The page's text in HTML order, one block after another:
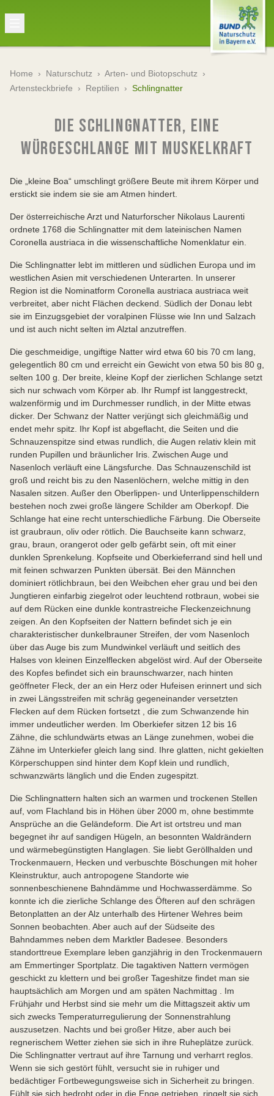
Home › Naturschutz › Arten- und Biotopschutz ›
Artensteckbriefe › Reptilien › Schlingnatter
DIE SCHLINGNATTER, EINE
WÜRGESCHLANGE MIT MUSKELKRAFT
Die „kleine Boa“ umschlingt größere Beute mit ihrem Körper und
erstickt sie indem sie sie am Atmen hindert.
Der österreichische Arzt und Naturforscher Nikolaus Laurenti
ordnete 1768 die Schlingnatter mit dem lateinischen Namen
Coronella austriaca in die wissenschaftliche Nomenklatur ein.
Die Schlingnatter lebt im mittleren und südlichen Europa und im
westlichen Asien mit verschiedenen Unterarten. In unserer
Region ist die Nominatform Coronella austriaca austriaca weit
verbreitet, aber nicht Flächen deckend. Südlich der Donau lebt
sie im Einzugsgebiet der voralpinen Flüsse wie Inn und Salzach
und ist auch nicht selten im Alztal anzutreffen.
Die geschmeidige, ungiftige Natter wird etwa 60 bis 70 cm lang,
gelegentlich 80 cm und erreicht ein Gewicht von etwa 50 bis 80 g,
selten 100 g. Der breite, kleine Kopf der zierlichen Schlange setzt
sich nur schwach vom Körper ab. Ihr Rumpf ist langgestreckt,
walzenförmig und im Durchmesser rundlich, in der Mitte etwas
dicker. Der Schwanz der Natter verjüngt sich gleichmäßig und
endet mehr spitz. Ihr Kopf ist abgeflacht, die Seiten und die
Schnauzenspitze sind etwas rundlich, die Augen relativ klein mit
runden Pupillen und bräunlicher Iris. Zwischen Auge und
Nasenloch verläuft eine Längsfurche. Das Schnauzenschild ist
groß und reicht bis zu den Nasenlöchern, welche mittig in den
Nasalen sitzen. Außer den Oberlippen- und Unterlippenschildern
bestehen noch zwei große längere Schilder am Oberkopf. Die
Schlange hat eine recht unterschiedliche Färbung. Die Oberseite
ist graubraun, oliv oder rötlich. Die Bauchseite kann schwarz,
grau, braun, orangerot oder gelb gefärbt sein, oft mit einer
dunklen Sprenkelung. Kopfseite und Oberkieferrand sind hell und
mit feinen schwarzen Punkten übersät. Bei den Männchen
dominiert rötlichbraun, bei den Weibchen eher grau und bei den
Jungtieren einfarbig ziegelrot oder leuchtend rotbraun, wobei sie
auf dem Rücken eine dunkle kontrastreiche Fleckenzeichnung
zeigen. An den Kopfseiten der Nattern befindet sich je ein
charakteristischer dunkelbrauner Streifen, der vom Nasenloch
über das Auge bis zum Mundwinkel verläuft und seitlich des
Halses von kleinen Einzelflecken abgelöst wird. Auf der Oberseite
des Kopfes befindet sich ein braunschwarzer, nach hinten
geöffneter Fleck, der an ein Herz oder Hufeisen erinnert und sich
in zwei Längsstreifen mit schräg gegeneinander versetzten
Flecken auf dem Rücken fortsetzt , die zum Schwanzende hin
immer undeutlicher werden. Im Oberkiefer sitzen 12 bis 16
Zähne, die schlundwärts etwas an Länge zunehmen, wobei die
Zähne im Unterkiefer gleich lang sind. Ihre glatten, nicht gekielten
Körperschuppen sind hinter dem Kopf klein und rundlich,
schwanzwärts länglich und die Enden zugespitzt.
Die Schlingnattern halten sich an warmen und trockenen Stellen
auf, vom Flachland bis in Höhen über 2000 m, ohne bestimmte
Ansprüche an die Geländeform. Die Art ist ortstreu und man
begegnet ihr auf sandigen Hügeln, an besonnten Waldrändern
und wärmebegünstigten Hanglagen. Sie liebt Geröllhalden und
Trockenmauern, Hecken und verbuschte Böschungen mit hoher
Kleinstruktur, auch antropogene Standorte wie
sonnenbeschienene Bahndämme und Hochwasserdämme. So
konnte ich die zierliche Schlange des Öfteren auf den schrägen
Betonplatten an der Alz unterhalb des Hirtener Wehres beim
Sonnen beobachten. Aber auch auf der Südseite des
Bahndammes neben dem Marktler Badesee. Besonders
standorttreue Exemplare leben ganzjährig in den Trockenmauern
am Emmertinger Sportplatz. Die tagaktiven Nattern vermögen
geschickt zu klettern und bei großer Tageshitze findet man sie
hauptsächlich am Morgen und am späten Nachmittag . Im
Frühjahr und Herbst sind sie mehr um die Mittagszeit aktiv um
sich zwecks Temperaturregulierung der Sonnenstrahlung
auszusetzen. Nachts und bei großer Hitze, aber auch bei
regnerischem Wetter ziehen sie sich in ihre Ruheplätze zurück.
Die Schlingnatter vertraut auf ihre Tarnung und verharrt reglos.
Wenn sie sich gestört fühlt, versucht sie in ruhiger und
bedächtiger Fortbewegungsweise sich in Sicherheit zu bringen.
Fühlt sie sich bedroht oder in die Enge getrieben, ringelt sie sich